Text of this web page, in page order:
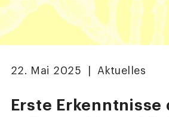
22. Mai 2025 | Aktuelles
Erste Erkenntnisse